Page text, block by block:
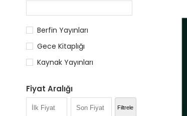
Berfin Yayınları
Gece Kitaplığı
Kaynak Yayınları
Fiyat Aralığı
Filtrele